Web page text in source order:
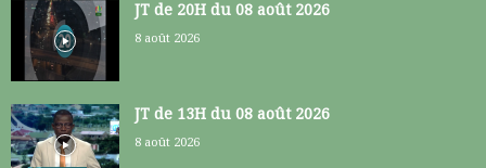
JT de 20H du 08 août 2026
8 août 2026
JT de 13H du 08 août 2026
8 août 2026